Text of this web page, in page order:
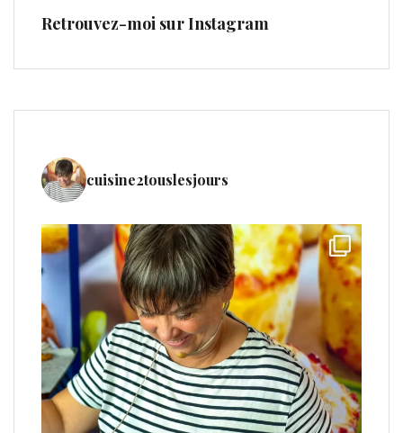
Retrouvez-moi sur Instagram
cuisine2touslesjours